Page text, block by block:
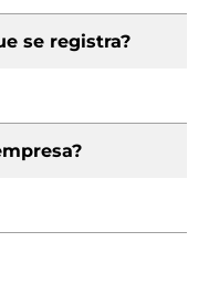
se registra?